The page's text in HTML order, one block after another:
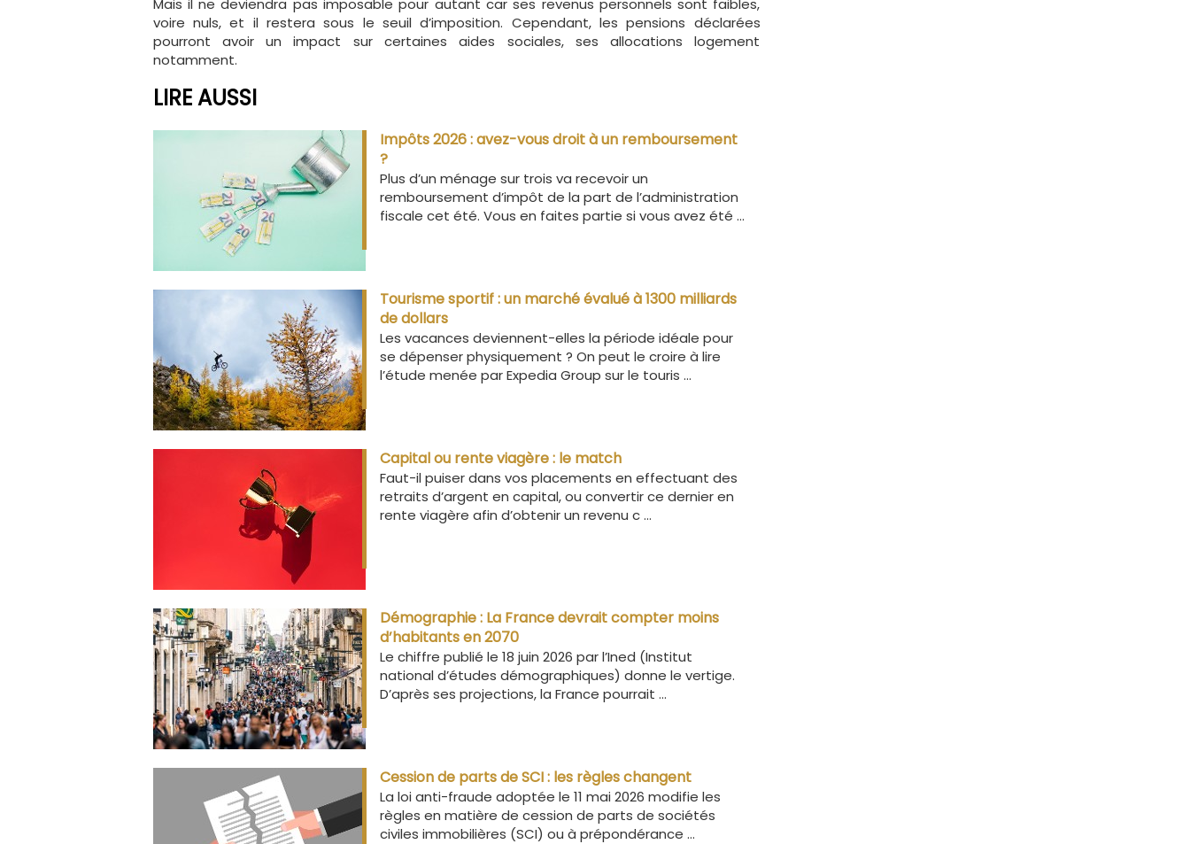
Mais il ne deviendra pas imposable pour autant car ses revenus personnels sont faibles,
voire nuls, et il restera sous le seuil d’imposition. Cependant, les pensions déclarées
pourront avoir un impact sur certaines aides sociales, ses allocations logement
notamment.
LIRE AUSSI
Impôts 2026 : avez-vous droit à un remboursement
?
Plus d’un ménage sur trois va recevoir un
remboursement d’impôt de la part de l’administration
fiscale cet été. Vous en faites partie si vous avez été ...
Tourisme sportif : un marché évalué à 1300 milliards
de dollars
Les vacances deviennent-elles la période idéale pour
se dépenser physiquement ? On peut le croire à lire
l’étude menée par Expedia Group sur le touris ...
Capital ou rente viagère : le match
Faut-il puiser dans vos placements en effectuant des
retraits d’argent en capital, ou convertir ce dernier en
rente viagère afin d’obtenir un revenu c ...
Démographie : La France devrait compter moins
d’habitants en 2070
Le chiffre publié le 18 juin 2026 par l’Ined (Institut
national d’études démographiques) donne le vertige.
D’après ses projections, la France pourrait ...
Cession de parts de SCI : les règles changent
La loi anti-fraude adoptée le 11 mai 2026 modifie les
règles en matière de cession de parts de sociétés
civiles immobilières (SCI) ou à prépondérance ...